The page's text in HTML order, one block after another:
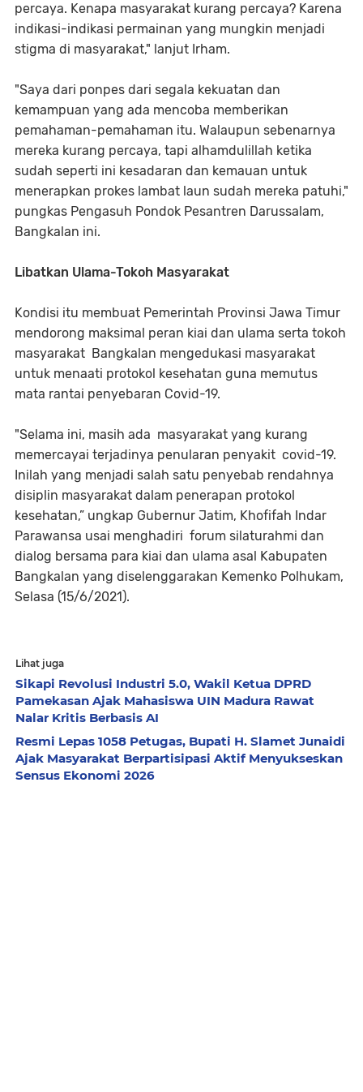
percaya. Kenapa masyarakat kurang percaya? Karena
indikasi-indikasi permainan yang mungkin menjadi
stigma di masyarakat," lanjut Irham.
"Saya dari ponpes dari segala kekuatan dan
kemampuan yang ada mencoba memberikan
pemahaman-pemahaman itu. Walaupun sebenarnya
mereka kurang percaya, tapi alhamdulillah ketika
sudah seperti ini kesadaran dan kemauan untuk
menerapkan prokes lambat laun sudah mereka patuhi,"
pungkas Pengasuh Pondok Pesantren Darussalam,
Bangkalan ini.
Libatkan Ulama-Tokoh Masyarakat
Kondisi itu membuat Pemerintah Provinsi Jawa Timur
mendorong maksimal peran kiai dan ulama serta tokoh
masyarakat Bangkalan mengedukasi masyarakat
untuk menaati protokol kesehatan guna memutus
mata rantai penyebaran Covid-19.
"Selama ini, masih ada masyarakat yang kurang
memercayai terjadinya penularan penyakit covid-19.
Inilah yang menjadi salah satu penyebab rendahnya
disiplin masyarakat dalam penerapan protokol
kesehatan,” ungkap Gubernur Jatim, Khofifah Indar
Parawansa usai menghadiri forum silaturahmi dan
dialog bersama para kiai dan ulama asal Kabupaten
Bangkalan yang diselenggarakan Kemenko Polhukam,
Selasa (15/6/2021).
Lihat juga
Sikapi Revolusi Industri 5.0, Wakil Ketua DPRD
Pamekasan Ajak Mahasiswa UIN Madura Rawat
Nalar Kritis Berbasis AI
Resmi Lepas 1058 Petugas, Bupati H. Slamet Junaidi
Ajak Masyarakat Berpartisipasi Aktif Menyukseskan
Sensus Ekonomi 2026